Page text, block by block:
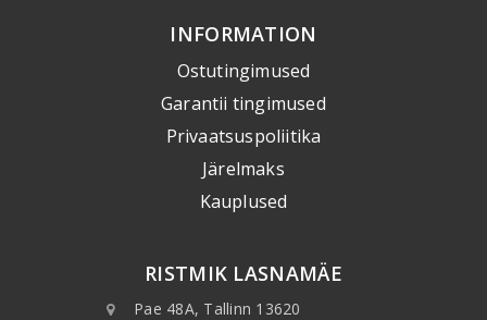
INFORMATION
Ostutingimused
Garantii tingimused
Privaatsuspoliitika
Järelmaks
Kauplused
RISTMIK LASNAMÄE
Pae 48A, Tallinn 13620